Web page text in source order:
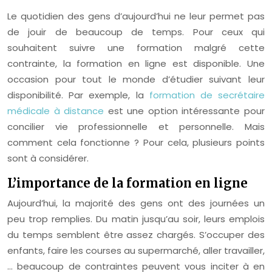
Le quotidien des gens d’aujourd’hui ne leur permet pas
de jouir de beaucoup de temps. Pour ceux qui
souhaitent suivre une formation malgré cette
contrainte, la formation en ligne est disponible. Une
occasion pour tout le monde d’étudier suivant leur
disponibilité. Par exemple, la formation de secrétaire
médicale à distance est une option intéressante pour
concilier vie professionnelle et personnelle. Mais
comment cela fonctionne ? Pour cela, plusieurs points
sont à considérer.
L’importance de la formation en ligne
Aujourd’hui, la majorité des gens ont des journées un
peu trop remplies. Du matin jusqu’au soir, leurs emplois
du temps semblent être assez chargés. S’occuper des
enfants, faire les courses au supermarché, aller travailler,
… beaucoup de contraintes peuvent vous inciter à en